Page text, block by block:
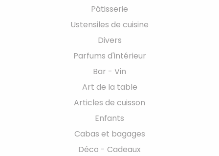
Pâtisserie
Ustensiles de cuisine
Divers
Parfums d'intérieur
Bar - Vin
Art de la table
Articles de cuisson
Enfants
Cabas et bagages
Déco - Cadeaux